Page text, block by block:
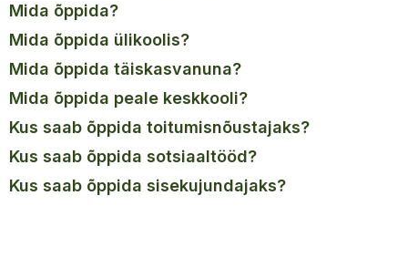
mida õppida?
mida õppida ülikoolis?
mida õppida täiskasvanuna?
mida õppida peale keskkooli?
kus saab õppida toitumisnõustajaks?
kus saab õppida sotsiaaltööd?
kus saab õppida sisekujundajaks?